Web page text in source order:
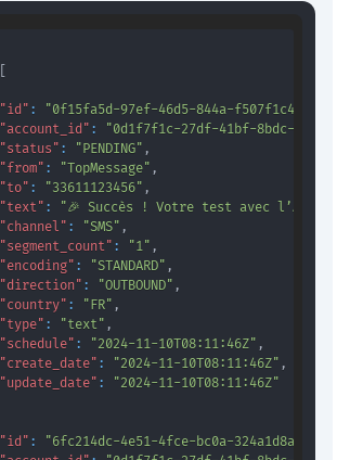
"id" : "0f15fa5d-97ef-46d5-844a-f507f1c4c461"
"account_id" :
"0d1f7f1c-27df-41bf-8bdc-
"status" : "PENDING" ,
"from" : "TopMessage" ,
"to" : "33611123456" ,
"text" :
"🎉 Succès ! Votre test avec l’API
"channel" : "SMS" ,
"segment_count" : "1" ,
"encoding" : "STANDARD" ,
"direction" : "OUTBOUND" ,
"country" : "FR" ,
"type" : "text" ,
"schedule" : "2024-11-10T08:11:46Z" ,
"create_date" : "2024-11-10T08:11:46Z" ,
"update_date" :
"2024-11-10T08:11:46Z"
"id" : "6fc214dc-4e51-4fce-bc0a-324a1d8a542b"